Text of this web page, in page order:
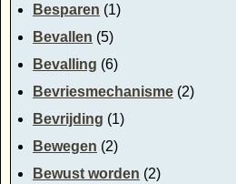
Besparen (1)
Bevallen (5)
Bevalling (6)
Bevriesmechanisme (2)
Bevrijding (1)
Bewegen (2)
Bewust worden (2)